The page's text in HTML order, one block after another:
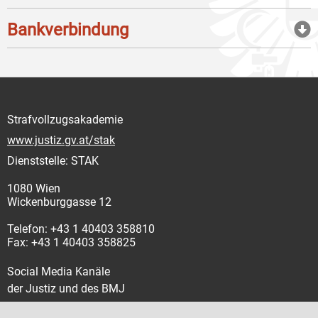
Bankverbindung
Strafvollzugsakademie
www.justiz.gv.at/stak
Dienststelle: STAK
1080 Wien
Wickenburggasse 12
Telefon: +43 1 40403 358810
Fax: +43 1 40403 358825
Social Media Kanäle
der Justiz und des BMJ